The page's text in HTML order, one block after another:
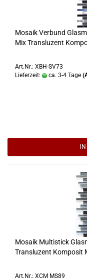
Mosaik Verbund
Mix Transluzent
Art.Nr.: XBH-SV73
Lieferzeit:
ca. 3-4 Tage
Mosaik Multistick
Transluzent Komposit
Art.Nr.: XCM MS89